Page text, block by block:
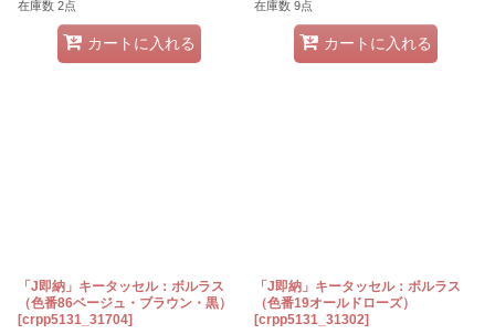
在庫数 2点
カートに入れる
在庫数 9点
カートに入れる
「J即納」キータッセル：ボルラス
（色番86ベージュ・ブラウン・黒）
[crpp5131_31704]
「J即納」キータッセル：ボルラス
（色番19オールドローズ）
[crpp5131_31302]